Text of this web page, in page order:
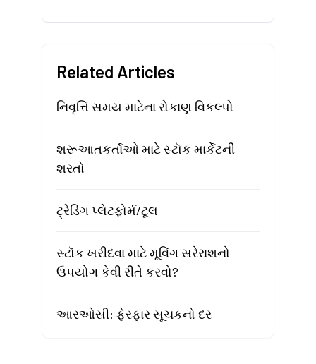
Related Articles
નિવૃત્તિ સમય માટેના રોકાણ વિકલ્પો
શરૂઆતકર્તાઓ માટે સ્ટૉક માર્કેટની
શરતો
ટ્રેડિંગ પ્લેટફોર્મ/ટૂલ
સ્ટૉક ખરીદવા માટે મૂવિંગ સરેરાશનો
ઉપયોગ કેવી રીતે કરવો?
આરઓસી: ફેરફાર સૂચકનો દર